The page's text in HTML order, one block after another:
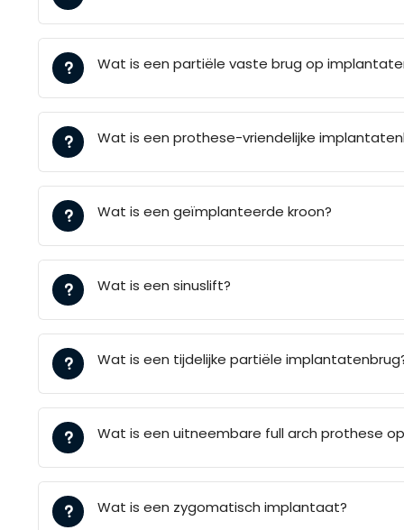
Wat is een partiële vaste brug op
Wat is een prothese-vriendelijke
Wat is een geïmplanteerde kroon?
Wat is een sinuslift?
Wat is een tijdelijke partiële
Wat is een uitneembare full arch prothese
Wat is een zygomatisch implantaat?